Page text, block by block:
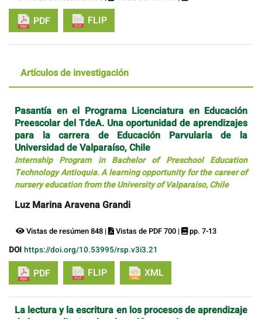
PDF FLIP
Artículos de investigación
Pasantía en el Programa Licenciatura en Educación
Preescolar del TdeA. Una oportunidad de aprendizajes
para la carrera de Educación Parvularia de la
Universidad de Valparaíso, Chile
Internship Program in Bachelor of Preschool Education
Technology Antioquia. A learning opportunity for the career of
nursery education from the University of Valparaiso, Chile
Luz Marina Aravena Grandi
Vistas de resúmen 848 | Vistas de PDF 700 | pp. 7-13
DOI https://doi.org/10.53995/rsp.v3i3.21
PDF FLIP XML
La lectura y la escritura en los procesos de aprendizaje